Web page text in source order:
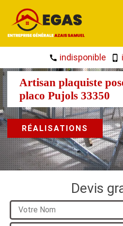
indisponible
Artisan plaquiste
placo Pujols 33350
RÉALISATIONS
Devis